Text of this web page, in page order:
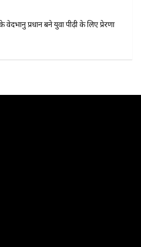
प्रधान बने युवा पीढ़ी के लिए प्रेरणा